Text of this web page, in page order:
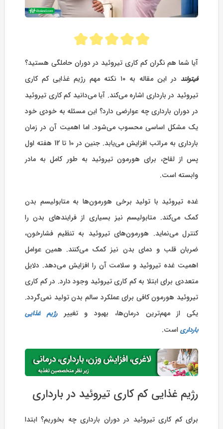
آیا شما هم نگران کم کاری تیروئید در دوران حاملگی هستید؟
فیتولند
در این مقاله به ۱۰ نکته مهم رژیم غذایی کم کاری
تیروئید در بارداری اشاره می‌کند. آیا می‌دانید کم کاری تیروئید
در دوران بارداری چه عوارضی دارد؟ این مسئله به خودی خود
یک مشکل اساسی محسوب می‌شود. اما اهمیت آن در زمان
بارداری به مراتب افزایش می‌یابد. جنین در 10 تا 12 هفته اول
پس از لقاح، برای هورمون تیروئید به طور کامل به مادر
وابسته است.
غده تیروئید با تولید برخی هورمون‌ها به متابولیسم بدن
کمک می‌کند. متابولیسم نیز بسیاری از فرایندهای بدن را
کنترل می‌نماید. هورمون‌های تیروئید به تنظیم فشارخون،
ضربان قلب و دمای بدن نیز کمک می‌کنند. همین عوامل
اهمیت غده تیروئید و سلامت آن را افزایش می‌دهد. دلایل
متعددی برای ابتلا به کم کاری تیروئید وجود دارد. در کم کاری
تیروئید هورمون کافی برای عملکرد سالم بدن تولید نمی‌گردد.
یکی از مهم‌ترین درمان‌ها، بهبود و تغییررژیم غذایی
بارداریاست.
رژیم غذایی کم کاری تیروئید در بارداری
برای کم کاری تیروئید در دوران بارداری چه بخوریم؟ ابتدا